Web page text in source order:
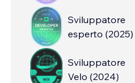
Sviluppatore
esperto (2025)
Sviluppatore
Velo (2024)